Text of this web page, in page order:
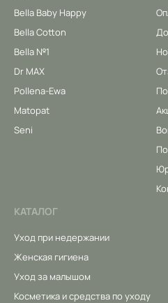
Bella Baby Happy
Bella Cotton
Bella №1
Dr MAX
Pollena-Ewa
Matopat
Seni
КАТАЛОГ
Уход при недержании
Женская гигиена
Уход за малышом
Косметика и средства по уходу